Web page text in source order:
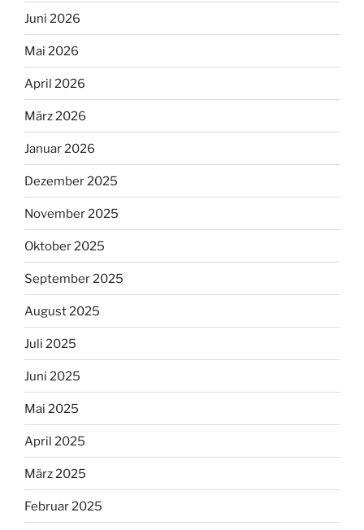
Juni 2026
Mai 2026
April 2026
März 2026
Januar 2026
Dezember 2025
November 2025
Oktober 2025
September 2025
August 2025
Juli 2025
Juni 2025
Mai 2025
April 2025
März 2025
Februar 2025